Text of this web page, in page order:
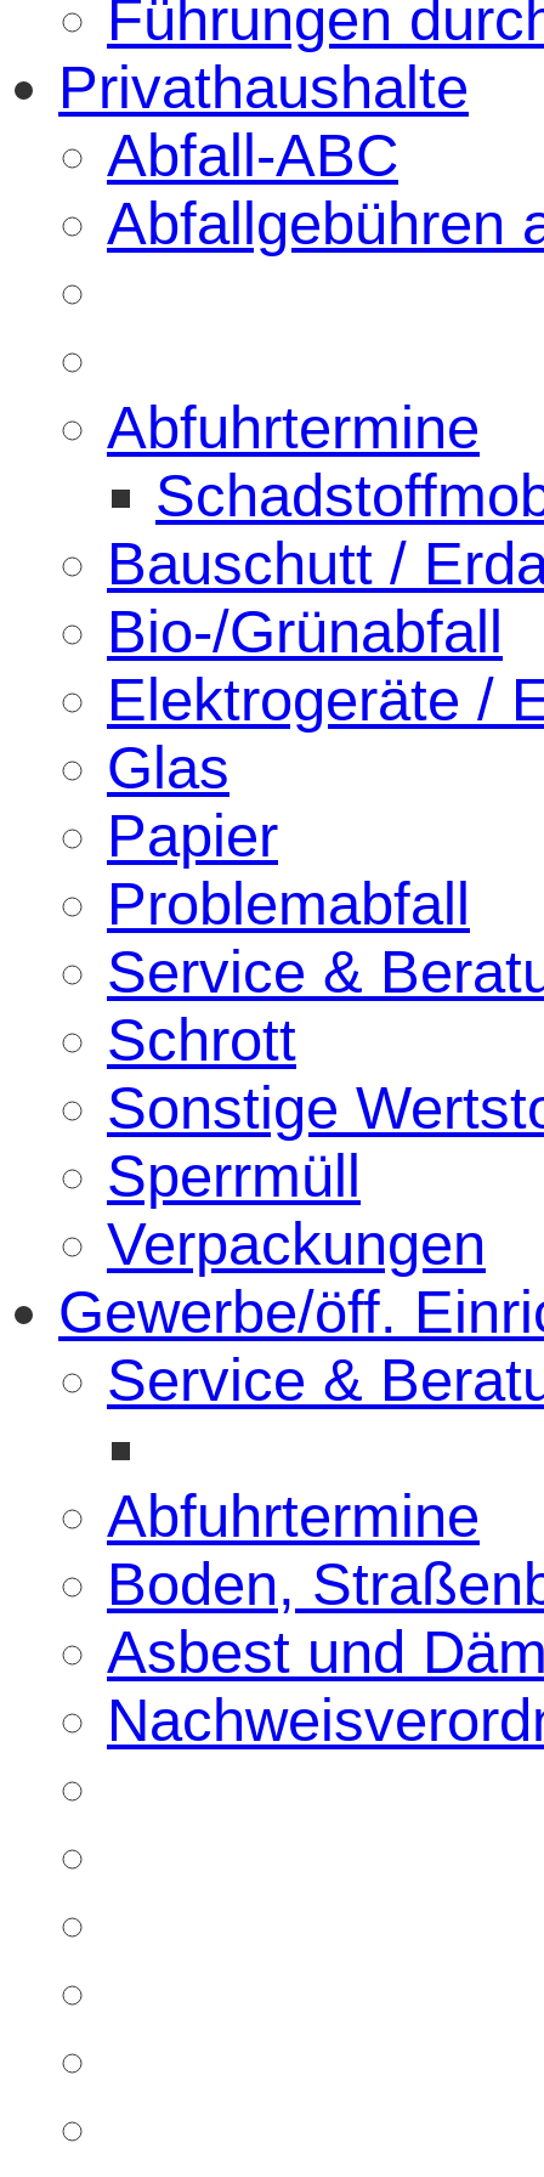
Führungen
Privathaushalte
Abfall-ABC
Abfallgebühren
Abfuhrtermine
Bauschutt /
Bio-/Grünabfall
Elektrogeräte /
Glas
Papier
Problemabfall
Service &
Schrott
Sonstige
Sperrmüll
Verpackungen
Gewerbe/öff.
Service &
Abfuhrtermine
Boden,
Asbest und